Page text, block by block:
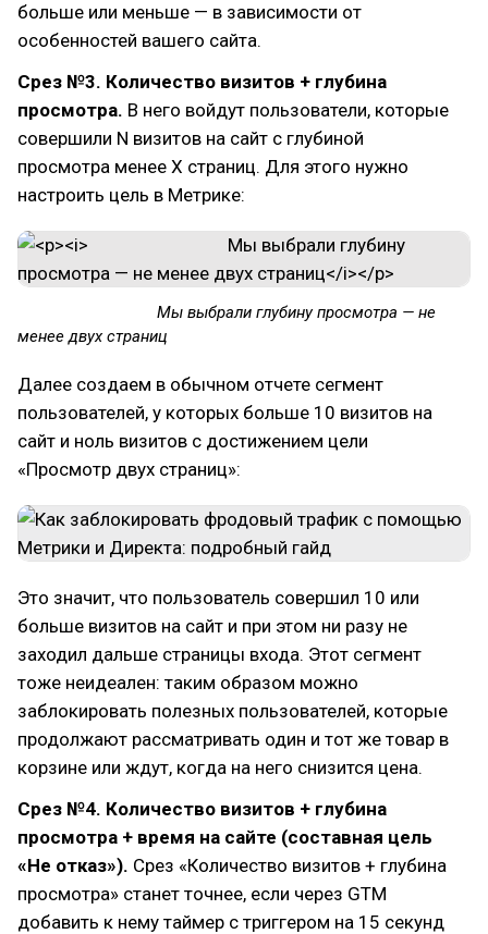
больше или меньше — в зависимости от
особенностей вашего сайта.
Срез №3. Количество визитов + глубина
просмотра. В него войдут пользователи, которые
совершили N визитов на сайт с глубиной
просмотра менее Х страниц. Для этого нужно
настроить цель в Метрике:
Мы выбрали глубину просмотра — не
менее двух страниц
Далее создаем в обычном отчете сегмент
пользователей, у которых больше 10 визитов на
сайт и ноль визитов с достижением цели
«Просмотр двух страниц»:
Это значит, что пользователь совершил 10 или
больше визитов на сайт и при этом ни разу не
заходил дальше страницы входа. Этот сегмент
тоже неидеален: таким образом можно
заблокировать полезных пользователей, которые
продолжают рассматривать один и тот же товар в
корзине или ждут, когда на него снизится цена.
Срез №4. Количество визитов + глубина
просмотра + время на сайте (составная цель
«Не отказ»). Срез «Количество визитов + глубина
просмотра» станет точнее, если через GTM
добавить к нему таймер с триггером на 15 секунд